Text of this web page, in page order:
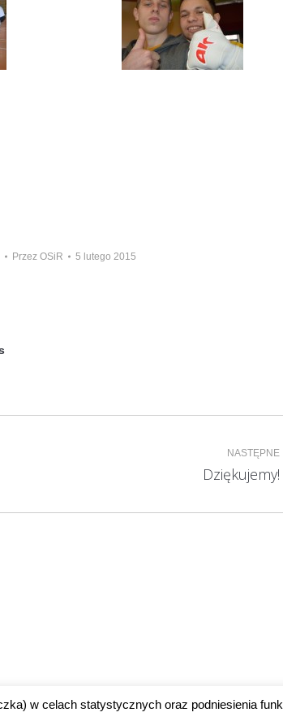
Przez OSiR 5 lutego 2015
NASTĘPNE
Dziękujemy!
w celach statystycznych oraz podniesienia